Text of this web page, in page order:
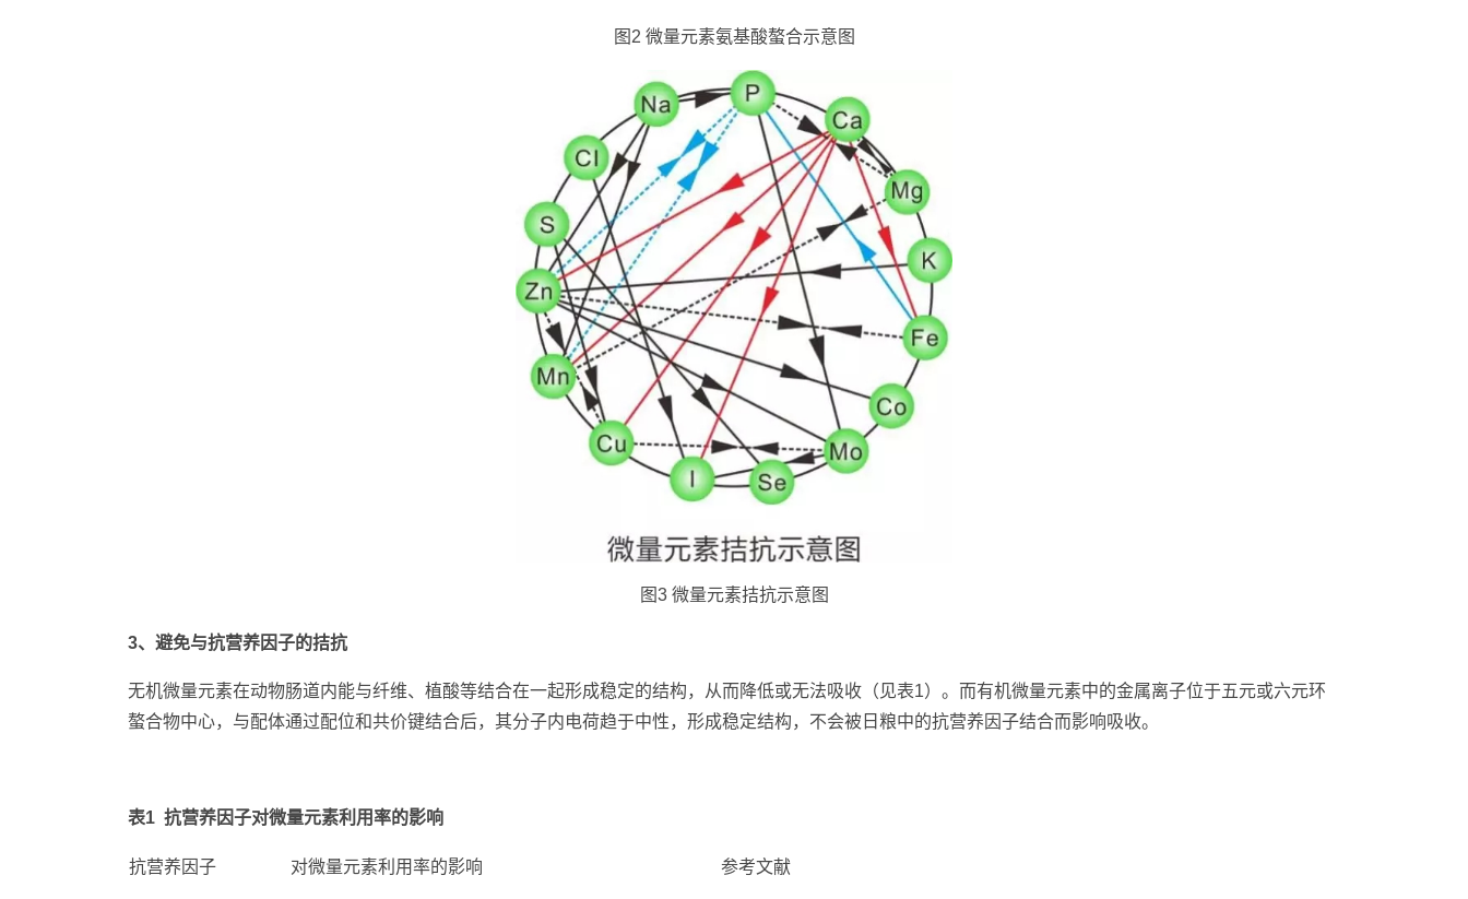
图2 微量元素氨基酸螯合示意图
图3 微量元素拮抗示意图
3、避免与抗营养因子的拮抗
无机微量元素在动物肠道内能与纤维、植酸等结合在一起形成稳定的结构，从而降低或无法吸收（见表1）。而有机微量元素中的金属离子位于五元或六元环
螯合物中心，与配体通过配位和共价键结合后，其分子内电荷趋于中性，形成稳定结构，不会被日粮中的抗营养因子结合而影响吸收。
表1 抗营养因子对微量元素利用率的影响
抗营养因子 对微量元素利用率的影响 参考文献